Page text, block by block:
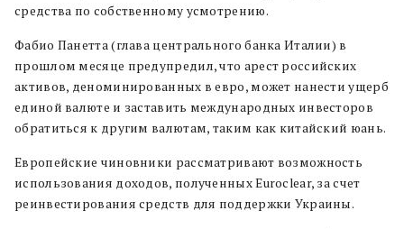
средства по собственному усмотрению.
Фабио Панетта (глава центрального банка Италии) в
прошлом месяце предупредил, что арест российских
активов, деноминированных в евро, может нанести ущерб
единой валюте и заставить международных инвесторов
обратиться к другим валютам, таким как китайский юань.
Европейские чиновники рассматривают возможность
использования доходов, полученных Euroclear, за счет
реинвестирования средств для поддержки Украины.